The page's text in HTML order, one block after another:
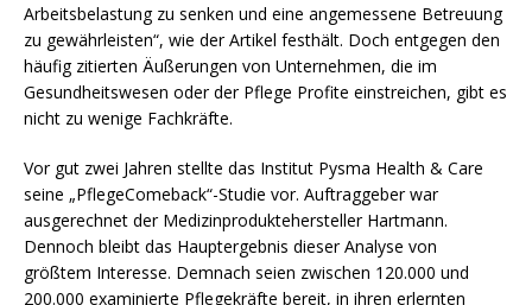
Arbeitsbelastung zu senken und eine angemessene Betreuung
zu gewährleisten“, wie der Artikel festhält. Doch entgegen den
häufig zitierten Äußerungen von Unternehmen, die im
Gesundheitswesen oder der Pflege Profite einstreichen, gibt es
nicht zu wenige Fachkräfte.
Vor gut zwei Jahren stellte das Institut Pysma Health & Care
seine „PflegeComeback“-Studie vor. Auftraggeber war
ausgerechnet der Medizinproduktehersteller Hartmann.
Dennoch bleibt das Hauptergebnis dieser Analyse von
größtem Interesse. Demnach seien zwischen 120.000 und
200.000 examinierte Pflegekräfte bereit, in ihren erlernten